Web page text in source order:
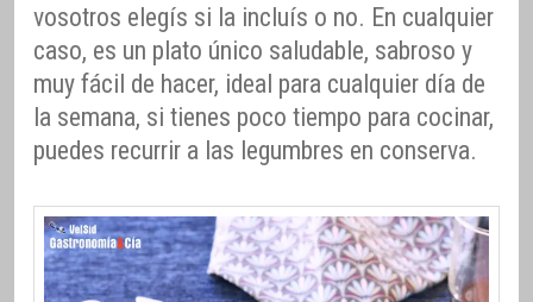
vosotros elegís si la incluís o no. En cualquier
caso, es un plato único saludable, sabroso y
muy fácil de hacer, ideal para cualquier día de
la semana, si tienes poco tiempo para cocinar,
puedes recurrir a las legumbres en conserva.